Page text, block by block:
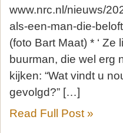
www.nrc.nl/nieuws/
als-een-man-die-
(foto Bart Maat) * ‘
buurman, die wel erg
kijken: “Wat vindt u
gevolgd?” […]
Read Full Post »